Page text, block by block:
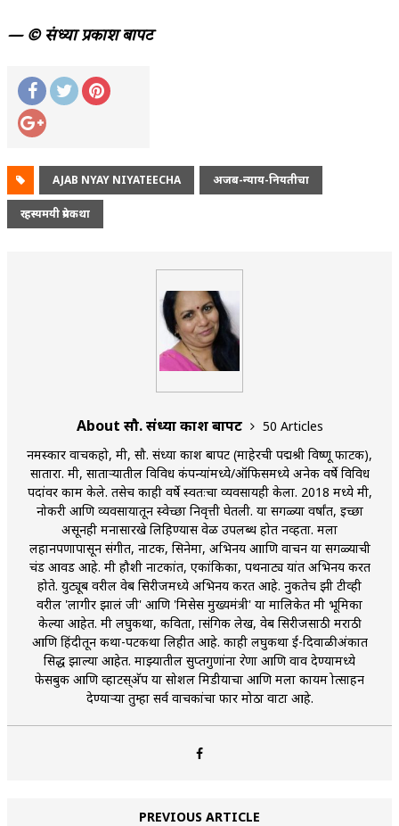
— © संध्या प्रकाश बापट
AJAB NYAY NIYATEECHA अजब-न्याय-नियतीचा
रहस्यमयी प्रेमकथा
About सौ. संध्या प्रकाश बापट
50 Articles
नमस्कार वाचकहो, मी, सौ. संध्या प्रकाश बापट (माहेरची पद्मश्री विष्णू फाटक),
सातारा. मी, सातार्‍यातील विविध कंपन्यांमध्ये/ऑफिसमध्ये अनेक वर्षे विविध
पदांवर काम केले. तसेच काही वर्षे स्वतःचा व्यवसायही केला. 2018 मध्ये मी,
नोकरी आणि व्यवसायातून स्वेच्छा निवृत्ती घेतली. या सगळ्या वर्षांत, इच्छा
असूनही मनासारखे लिहिण्यास वेळ उपलब्ध होत नव्हता. मला
लहानपणापासून संगीत, नाटक, सिनेमा, अभिनय आाणि वाचन या सगळ्याची
प्रचंड आवड आहे. मी हौशी नाटकांत, एकांकिका, पथनाट्य यांत अभिनय करत
होते. युट्यूब वरील वेब सिरीजमध्ये अभिनय करत आहे. नुकतेच झी टीव्ही
वरील 'लागीर झालं जी' आणि 'मिसेस मुख्यमंत्री' या मालिकेत मी भूमिका
केल्या आहेत. मी लघुकथा, कविता, प्रासंगिक लेख, वेब सिरीजसाठी मराठी
आणि हिंदीतून कथा-पटकथा लिहीत आहे. काही लघुकथा ई-दिवाळीअंकात
प्रसिद्ध झाल्या आहेत. माझ्यातील सुप्तगुणांना प्रेरणा आणि वाव देण्यामध्ये
फेसबुक आणि व्हाटस्अ‍ॅप या सोशल मिडीयाचा आणि मला कायम प्रोत्साहन
देण्यार्‍या तुम्हा सर्व वाचकांचा फार मोठा वाटा आहे.
PREVIOUS ARTICLE